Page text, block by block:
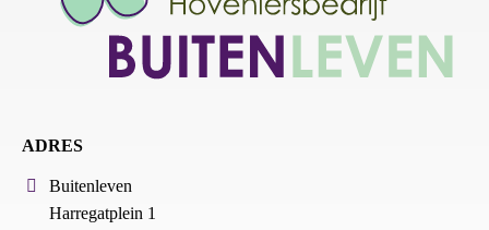
ADRES
Buitenleven
Harregatplein 1